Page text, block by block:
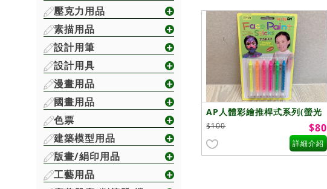
壓克力用品
素描用品
設計用筆
設計用具
漫畫用品
國畫用品
色票
建築模型用品
版畫/絹印用品
工藝用品
AP人體彩繪推桿式系列(螢光
色)
$100 $80
詳細介紹